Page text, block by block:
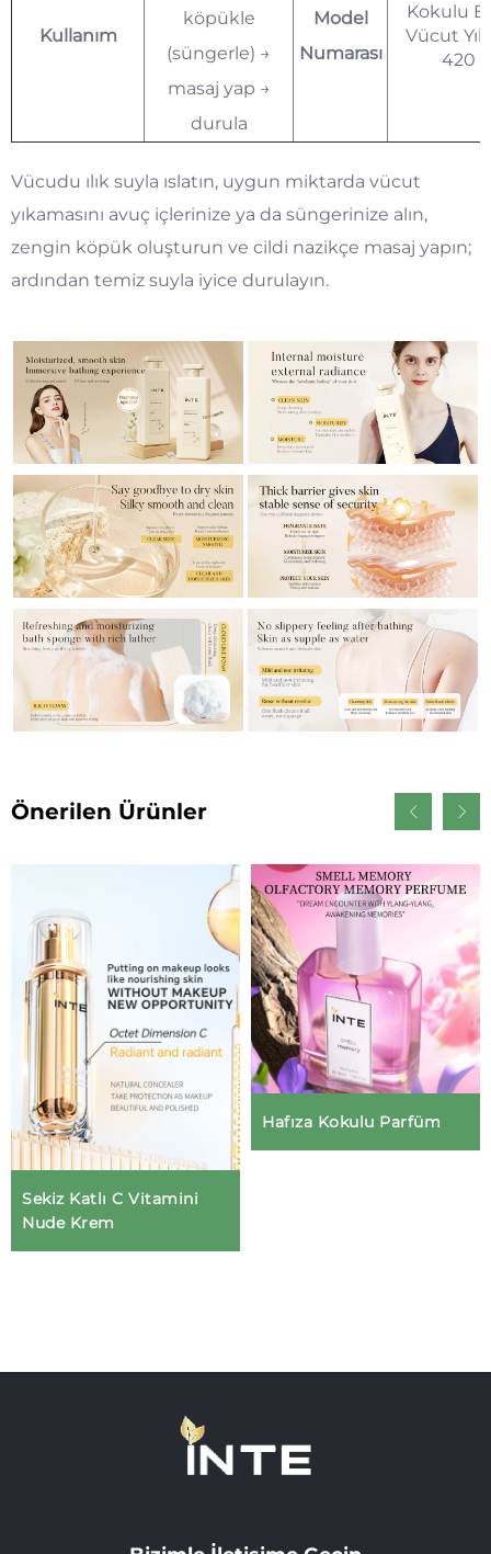
Kullanım
köpükle
(süngerle) →
masaj yap →
durula
Model
Numarası
Kokulu
Vücut
420
Vücudu ılık suyla ıslatın, uygun miktarda vücut
yıkamasını avuç içlerinize ya da süngerinize alın,
zengin köpük oluşturun ve cildi nazikçe masaj yapın;
ardından temiz suyla iyice durulayın.
Önerilen Ürünler
Sekiz Katlı C Vitamini
Nude Krem
Hafıza Kokulu Parfüm